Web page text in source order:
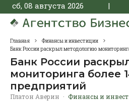
сб, 08 августа 2026 |
Главная
Финансы и инвестиции
Банк России раскрыл методологию
Банк России
мониторинга более
предприятий
Платон Аверин · Финансы и